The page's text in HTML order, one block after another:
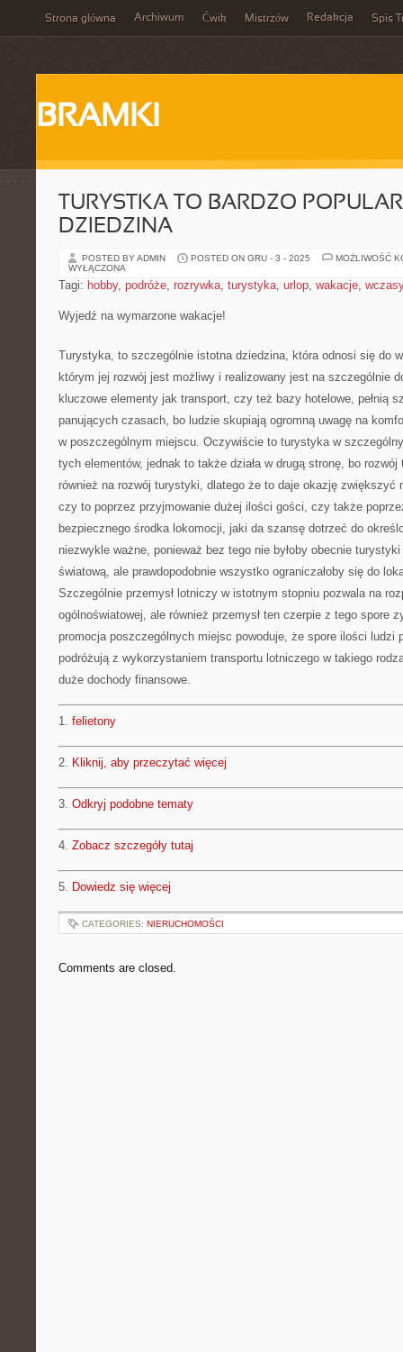
Strona główna Archiwum Ćwik Mistrzów Redakcja Spis
BRAMKI
TURYSTKA TO BARDZO
DZIEDZINA
POSTED BY ADMIN POSTED ON GRU - 3 - 2025
MOŻLIWOŚĆ
WYŁĄCZONA
Tagi: hobby, podróże, rozrywka, turystyka, urlop, wakacje,
Wyjedź na wymarzone wakacje!
Turystyka, to szczególnie istotna dziedzina, która odnosi się do
którym jej rozwój jest możliwy i realizowany jest na szczególnie
kluczowe elementy jak transport, czy też bazy hotelowe, pełnią
panujących czasach, bo ludzie skupiają ogromną uwagę na
w poszczególnym miejscu. Oczywiście to turystyka w
tych elementów, jednak to także działa w drugą stronę, bo rozwój
również na rozwój turystyki, dlatego że to daje okazję zwiększyć
czy to poprzez przyjmowanie dużej ilości gości, czy także
bezpiecznego środka lokomocji, jaki da szansę dotrzeć do
niezwykle ważne, ponieważ bez tego nie byłoby obecnie
światową, ale prawdopodobnie wszystko ograniczałoby się do
Szczególnie przemysł lotniczy w istotnym stopniu pozwala na
ogólnoświatowej, ale również przemysł ten czerpie z tego spore
promocja poszczególnych miejsc powoduje, że spore ilości ludzi
podróżują z wykorzystaniem transportu lotniczego w takiego
duże dochody finansowe.
1. felietony
2. Kliknij, aby przeczytać więcej
3. Odkryj podobne tematy
4. Zobacz szczegóły tutaj
5. Dowiedz się więcej
CATEGORIES: NIERUCHOMOŚCI
Comments are closed.